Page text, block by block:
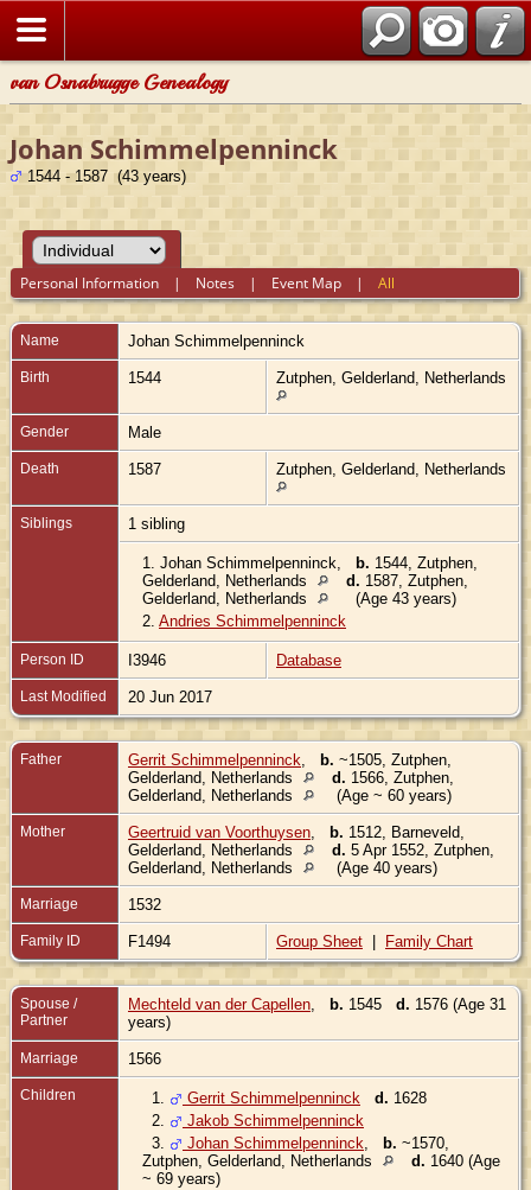
van Osnabrugge Genealogy
Johan Schimmelpenninck
1544 - 1587 (43 years)
Personal Information | Notes | Event Map |All
Name Johan Schimmelpenninck
Birth 1544 Zutphen, Gelderland, Netherlands
Gender Male
Death 1587 Zutphen, Gelderland, Netherlands
Siblings 1 sibling
1. Johan Schimmelpenninck b. 1544, Zutphen,
Gelderland, Netherlands
d. 1587, Zutphen,
Gelderland, Netherlands
(Age 43 years)
2. Andries Schimmelpenninck
Person ID I3946 Database
Last Modified 20 Jun 2017
Father Gerrit Schimmelpenninck b. ~1505, Zutphen,
Gelderland, Netherlands
d. 1566, Zutphen,
Gelderland, Netherlands
(Age ~ 60 years)
Mother Geertruid van Voorthuysen b. 1512, Barneveld,
Gelderland, Netherlands
d. 5 Apr 1552, Zutphen,
Gelderland, Netherlands
(Age 40 years)
Marriage 1532
Family ID F1494 Group Sheet | Family Chart
Spouse /
Partner
Mechteld van der Capellen b. 1545 d. 1576 (Age 31
years)
Marriage 1566
Children 1. Gerrit Schimmelpenninck d. 1628
2.
Jakob Schimmelpenninck
3.
Johan Schimmelpenninck b. ~1570,
Zutphen, Gelderland, Netherlands
d. 1640 (Age
~ 69 years)